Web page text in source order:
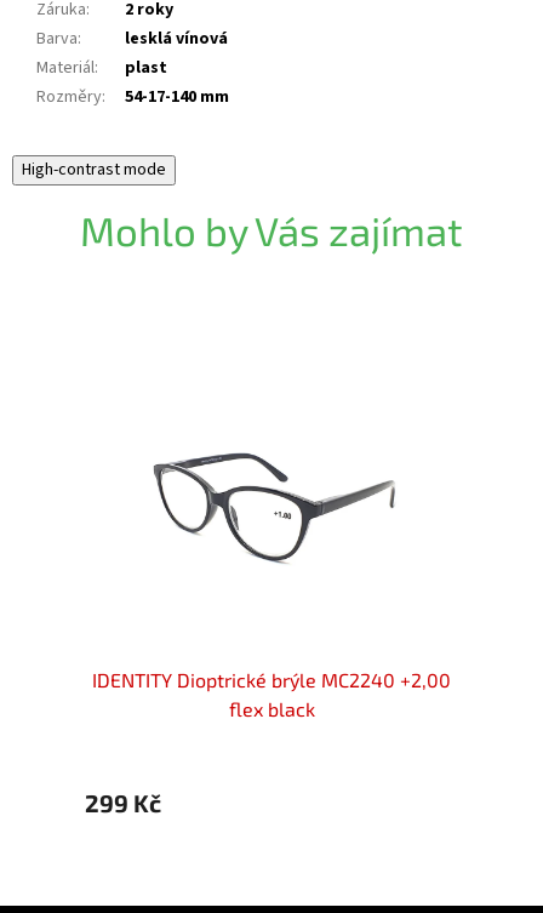
Záruka:
2 roky
Barva:
lesklá vínová
Materiál:
plast
Rozměry: 54-17-140 mm
High-contrast mode
Mohlo by Vás zajímat
IDENTITY Dioptrické brýle MC2240 +2,00
flex black
299 Kč